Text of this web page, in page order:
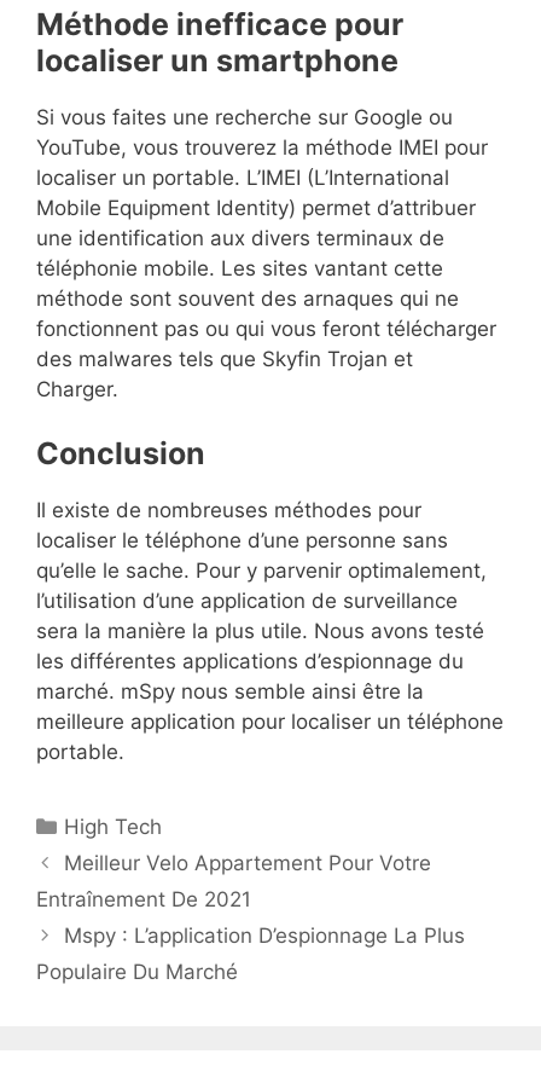
Méthode inefficace pour
localiser un smartphone
Si vous faites une recherche sur Google ou
YouTube, vous trouverez la méthode IMEI pour
localiser un portable. L’IMEI (L’International
Mobile Equipment Identity) permet d’attribuer
une identification aux divers terminaux de
téléphonie mobile. Les sites vantant cette
méthode sont souvent des arnaques qui ne
fonctionnent pas ou qui vous feront télécharger
des malwares tels que Skyfin Trojan et
Charger.
Conclusion
Il existe de nombreuses méthodes pour
localiser le téléphone d’une personne sans
qu’elle le sache. Pour y parvenir optimalement,
l’utilisation d’une application de surveillance
sera la manière la plus utile. Nous avons testé
les différentes applications d’espionnage du
marché. mSpy nous semble ainsi être la
meilleure application pour localiser un téléphone
portable.
High Tech
Meilleur Velo Appartement Pour Votre
Entraînement De 2021
Mspy : L’application D’espionnage La Plus
Populaire Du Marché